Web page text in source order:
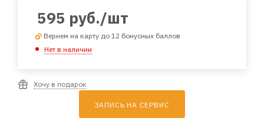
595 руб./шт
Вернем на карту до 12 бонусных баллов
Нет в наличии
Хочу в подарок
ЗАПИСЬ НА СЕРВИС